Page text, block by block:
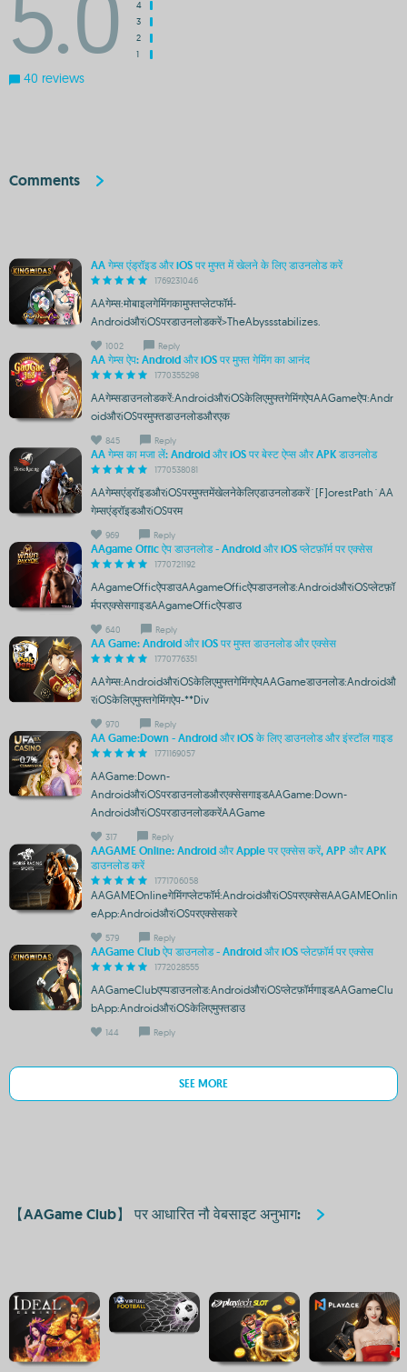
4
3
2
1
40 reviews
Comments
AA गेम्स एंड्रॉइड और iOS पर मुफ्त में खेलने के लिए डाउनलोड करें
1769231046
AAगेम्स:मोबाइलगेमिंगकामुफ्तप्लेटफॉर्म-
AndroidऔरiOSपरडाउनलोडकरें>TheAbyssstabilizes.
1002 Reply
AA गेम्स ऐप: Android और iOS पर मुफ्त गेमिंग का आनंद
1770355298
AAगेम्सडाउनलोडकरें:AndroidऔरiOSकेलिएमुफ्तगेमिंगऐपAAGameऐप:Andr
oidऔरiOSपरमुफ्तडाउनलोडऔरएक
845 Reply
AA गेम्स का मजा लें: Android और iOS पर बेस्ट ऐप्स और APK डाउनलोड
1770538081
AAगेम्सएंड्रॉइडऔरiOSपरमुफ्तमेंखेलनेकेलिएडाउनलोडकरें`[F]orestPath`AA
गेम्सएंड्रॉइडऔरiOSपरम
969 Reply
AAgame Offic ऐप डाउनलोड - Android और iOS प्लेटफ़ॉर्म पर एक्सेस
1770721192
AAgameOfficऐपडाउAAgameOfficऐपडाउनलोड:AndroidऔरiOSप्लेटफ़ॉ
र्मपरएक्सेसगाइडAAgameOfficऐपडाउ
640 Reply
AA Game: Android और iOS पर मुफ्त डाउनलोड और एक्सेस
1770776351
AAगेम्स:AndroidऔरiOSकेलिएमुफ्तगेमिंगऐपAAGameडाउनलोड:Androidऔ
रiOSकेलिएमुफ्तगेमिंगऐप-**Div
970 Reply
AA Game:Down - Android और iOS के लिए डाउनलोड और इंस्टॉल गाइड
1771169057
AAGame:Down-
AndroidऔरiOSपरडाउनलोडऔरएक्सेसगाइडAAGame:Down-
AndroidऔरiOSपरडाउनलोडकरेंAAGame
317 Reply
AAGAME Online: Android और Apple पर एक्सेस करें, APP और APK
डाउनलोड करें
1771706058
AAGAMEOnlineगेमिंगप्लेटफॉर्म:AndroidऔरiOSपरएक्सेसAAGAMEOnlin
eApp:AndroidऔरiOSपरएक्सेसकरे
579 Reply
AAGame Club ऐप डाउनलोड - Android और iOS प्लेटफ़ॉर्म पर एक्सेस
1772028555
AAGameClubएप्पडाउनलोड:AndroidऔरiOSप्लेटफ़ॉर्मगाइडAAGameClu
bApp:AndroidऔरiOSकेलिएमुफ्तडाउ
144 Reply
SEE MORE
【AAGame Club】 पर आधारित नौ वेबसाइट अनुभाग: